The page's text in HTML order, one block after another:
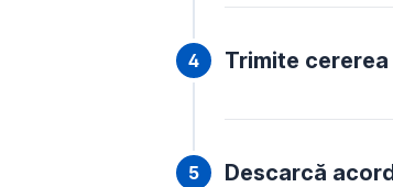
Trimite cererea
Descarcă